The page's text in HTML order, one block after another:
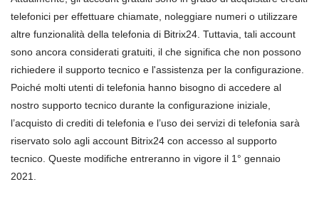
telefonici per effettuare chiamate, noleggiare numeri o utilizzare
altre funzionalità della telefonia di Bitrix24. Tuttavia, tali account
sono ancora considerati gratuiti, il che significa che non possono
richiedere il supporto tecnico e l'assistenza per la configurazione.
Poiché molti utenti di telefonia hanno bisogno di accedere al
nostro supporto tecnico durante la configurazione iniziale,
l’acquisto di crediti di telefonia e l’uso dei servizi di telefonia sarà
riservato solo agli account Bitrix24 con accesso al supporto
tecnico. Queste modifiche entreranno in vigore il 1° gennaio
2021.